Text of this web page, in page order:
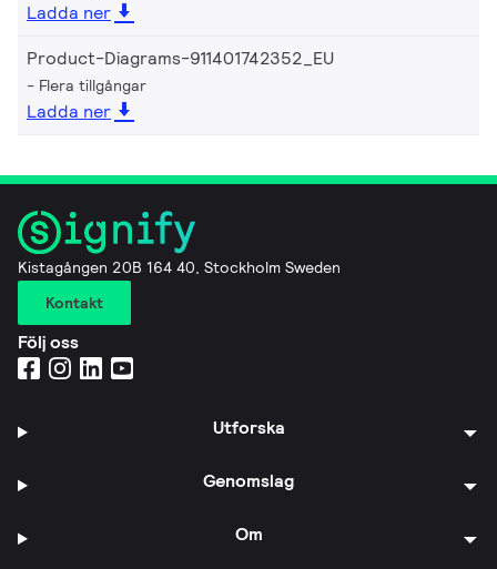
Ladda ner
Product-Diagrams-911401742352_EU
Flera tillgångar
Ladda ner
Kistagången 20B 164 40, Stockholm Sweden
Kontakt
Följ oss
Utforska
Genomslag
Om